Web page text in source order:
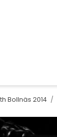
Bollnäs 2014 /